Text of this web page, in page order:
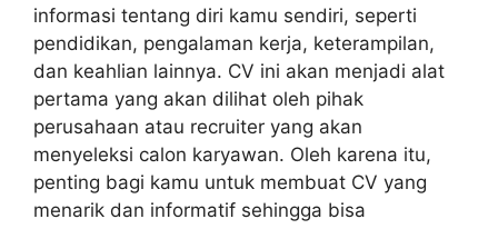
informasi tentang diri kamu sendiri, seperti
pendidikan, pengalaman kerja, keterampilan,
dan keahlian lainnya. CV ini akan menjadi alat
pertama yang akan dilihat oleh pihak
perusahaan atau recruiter yang akan
menyeleksi calon karyawan. Oleh karena itu,
penting bagi kamu untuk membuat CV yang
menarik dan informatif sehingga bisa